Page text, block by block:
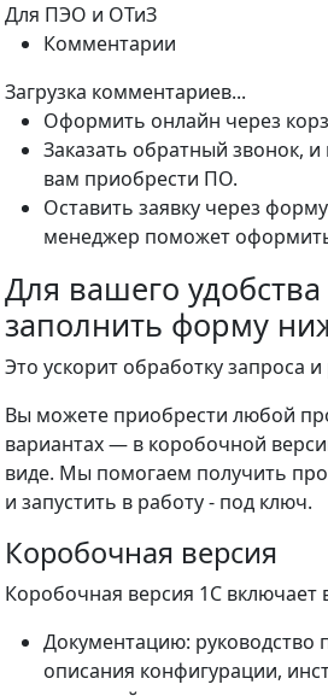
Для ПЭО и ОТиЗ
Комментарии
Загрузка комментариев...
Оформить онлайн через
Заказать обратный звонок,
вам приобрести ПО.
Оставить заявку через
менеджер поможет
Для вашего
заполнить форму
Это ускорит обработку запроса
Вы можете приобрести любой
вариантах — в коробочной
виде. Мы помогаем получить
и запустить в работу - под ключ.
Коробочная версия
Коробочная версия 1С включает
Документацию: руководство
описания конфигурации,